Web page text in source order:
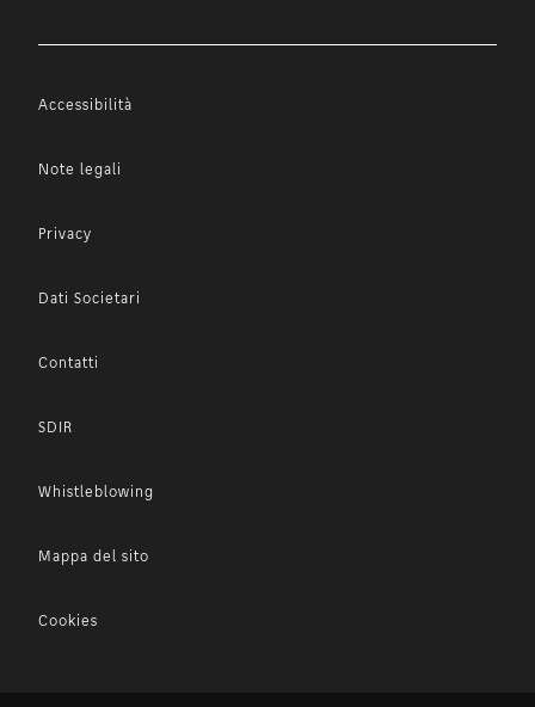
Accessibilità
Note legali
Privacy
Dati Societari
Contatti
SDIR
Whistleblowing
Mappa del sito
Cookies